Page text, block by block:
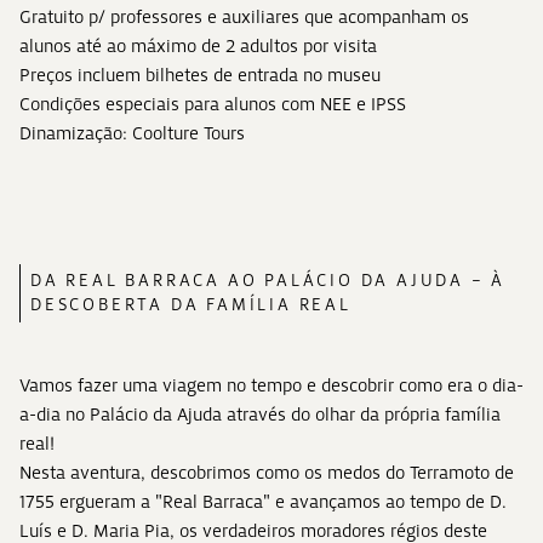
Gratuito p/ professores e auxiliares que acompanham os
alunos até ao máximo de 2 adultos por visita
Preços incluem bilhetes de entrada no museu
Condições especiais para alunos com NEE e IPSS
Dinamização: Coolture Tours
DA REAL BARRACA AO PALÁCIO DA AJUDA – À
DESCOBERTA DA FAMÍLIA REAL
Vamos fazer uma viagem no tempo e descobrir como era o dia-
a-dia no Palácio da Ajuda através do olhar da própria família
real!
Nesta aventura, descobrimos como os medos do Terramoto de
1755 ergueram a "Real Barraca" e avançamos ao tempo de D.
Luís e D. Maria Pia, os verdadeiros moradores régios deste